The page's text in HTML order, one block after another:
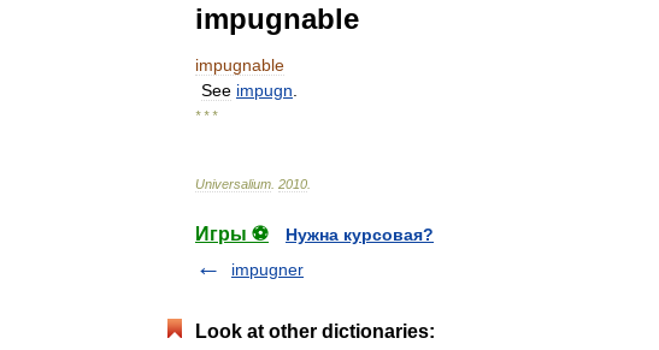
impugnable
impugnable
See impugn
* * *
Universalium 2010
Игры ⚽
Нужна курсовая?
impugner
Look at other dictionaries: